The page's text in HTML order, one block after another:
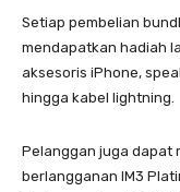
Setiap pembelian
mendapatkan hadiah
aksesoris iPhone,
hingga kabel lightning.
Pelanggan juga dapat
berlangganan IM3